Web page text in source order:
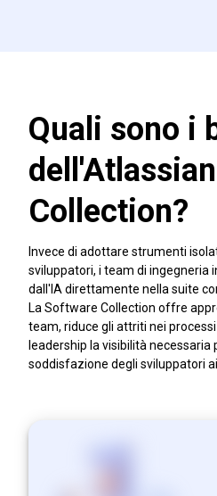
Quali sono i
Collection?
Invece di adottare strumenti
sviluppatori, i team di ingegneria
dall'IA direttamente nella suite
La Software Collection offre
team, riduce gli attriti nei
leadership la visibilità necessaria
soddisfazione degli sviluppatori